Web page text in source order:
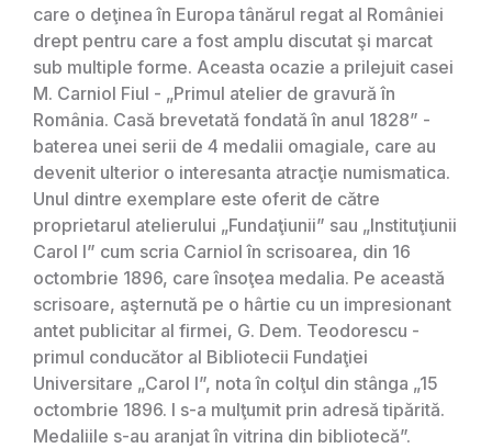
care o deţinea în Europa tânărul regat al României
drept pentru care a fost amplu discutat şi marcat
sub multiple forme. Aceasta ocazie a prilejuit casei
M. Carniol Fiul - „Primul atelier de gravură în
România. Casă brevetată fondată în anul 1828” -
baterea unei serii de 4 medalii omagiale, care au
devenit ulterior o interesanta atracţie numismatica.
Unul dintre exemplare este oferit de către
proprietarul atelierului „Fundaţiunii” sau „Instituţiunii
Carol I” cum scria Carniol în scrisoarea, din 16
octombrie 1896, care însoţea medalia. Pe această
scrisoare, aşternută pe o hârtie cu un impresionant
antet publicitar al firmei, G. Dem. Teodorescu -
primul conducător al Bibliotecii Fundaţiei
Universitare „Carol I”, nota în colţul din stânga „15
octombrie 1896. I s-a mulţumit prin adresă tipărită.
Medaliile s-au aranjat în vitrina din bibliotecă”.